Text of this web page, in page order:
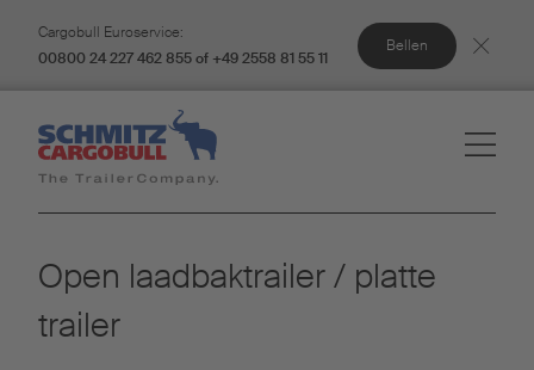
Cargobull Euroservice:
00800 24 227 462 855 of +49 2558 81 55 11
Bellen
Open laadbaktrailer / platte
trailer